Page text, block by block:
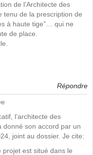
de l’Architecte des
tenu de la prescription de
à haute tige”… qui ne
de place.
Répondre
l’architecte des
donné son accord par un
joint au dossier. Je cite:
projet est situé dans le